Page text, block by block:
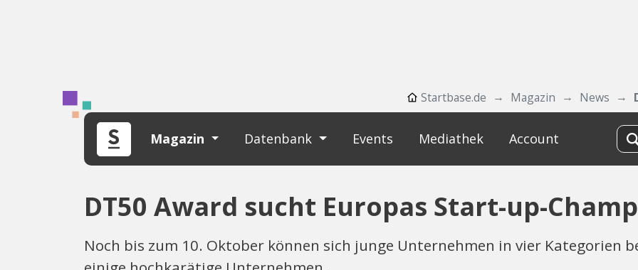
Startbase.de Magazin News
Magazin Datenbank Events Mediathek Account
DT50 Award sucht Europas Start-up-
Noch bis zum 10. Oktober können sich junge Unternehmen in vier Kategorien